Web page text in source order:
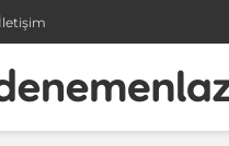
İletişim